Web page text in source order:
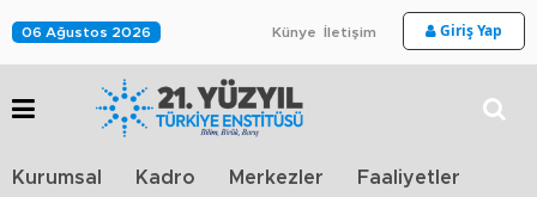
06 Ağustos 2026 Künye İletişim Giriş Yap
Kurumsal Kadro Merkezler Faaliyetler